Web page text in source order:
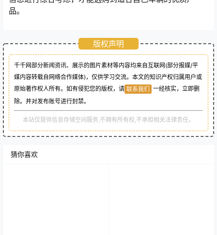
品。
版权声明
千千网部分新闻资讯、展示的图片素材等内容均来自互联网(部分报媒/平
媒内容转载自网络合作媒体)，仅供学习交流。本文的知识产权归属用户或
原始著作权人所有。如有侵犯您的版权，请 联系我们
一经核实，立即删
除。并对发布账号进行封禁。
本站仅提供信息存储空间服务,不拥有所有权,不承担相关法律责任。
猜你喜欢